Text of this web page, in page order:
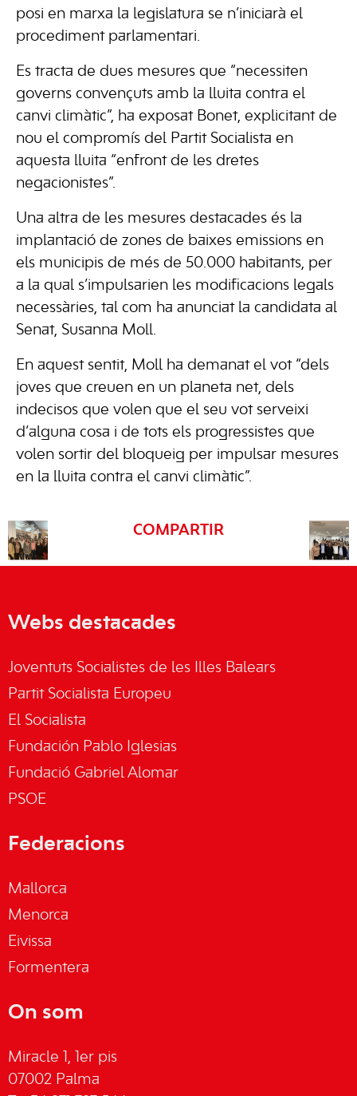
posi en marxa la legislatura se n’iniciarà el
procediment parlamentari.
Es tracta de dues mesures que “necessiten
governs convençuts amb la lluita contra el
canvi climàtic”, ha exposat Bonet, explicitant de
nou el compromís del Partit Socialista en
aquesta lluita “enfront de les dretes
negacionistes”.
Una altra de les mesures destacades és la
implantació de zones de baixes emissions en
els municipis de més de 50.000 habitants, per
a la qual s’impulsarien les modificacions legals
necessàries, tal com ha anunciat la candidata al
Senat, Susanna Moll.
En aquest sentit, Moll ha demanat el vot “dels
joves que creuen en un planeta net, dels
indecisos que volen que el seu vot serveixi
d’alguna cosa i de tots els progressistes que
volen sortir del bloqueig per impulsar mesures
en la lluita contra el canvi climàtic”.
COMPARTIR
Webs destacades
Joventuts Socialistes de les Illes Balears
Partit Socialista Europeu
El Socialista
Fundación Pablo Iglesias
Fundació Gabriel Alomar
PSOE
Federacions
Mallorca
Menorca
Eivissa
Formentera
On som
Miracle 1, 1er pis
07002 Palma